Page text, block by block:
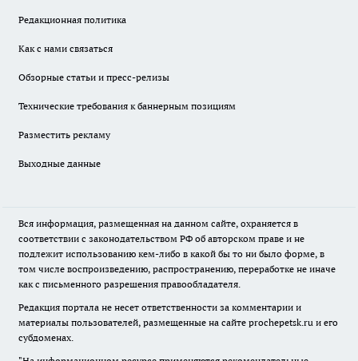
Редакционная политика
Как с нами связаться
Обзорные статьи и пресс-релизы
Технические требования к баннерным позициям
Разместить рекламу
Выходные данные
Вся информация, размещенная на данном сайте, охраняется в
соответствии с законодательством РФ об авторском праве и не
подлежит использованию кем-либо в какой бы то ни было форме, в
том числе воспроизведению, распространению, переработке не иначе
как с письменного разрешения правообладателя.
Редакция портала не несет ответственности за комментарии и
материалы пользователей, размещенные на сайте prochepetsk.ru и его
субдоменах.